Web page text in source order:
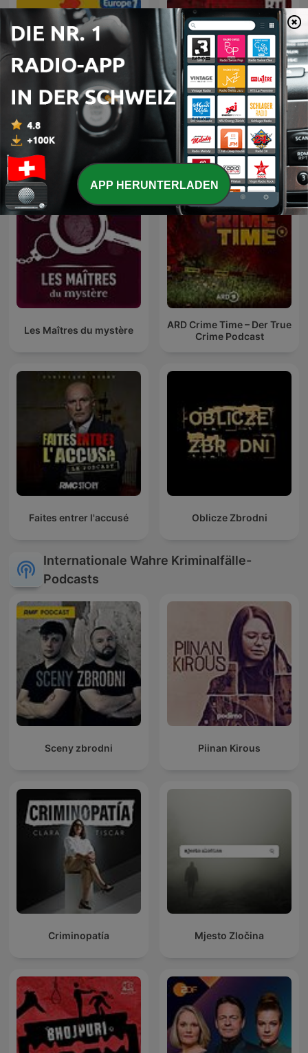
Au Coeur du Crime
L’heure du crime : les
archives de Jacques
Pradel
Les Maîtres du mystère
ARD Crime Time – Der True
Crime Podcast
Faites entrer l'accusé Oblicze Zbrodni
Internationale Wahre Kriminalfälle-
Podcasts
Sceny zbrodni Piinan Kirous
Criminopatía Mjesto Zločina
APP HERUNTERLADEN